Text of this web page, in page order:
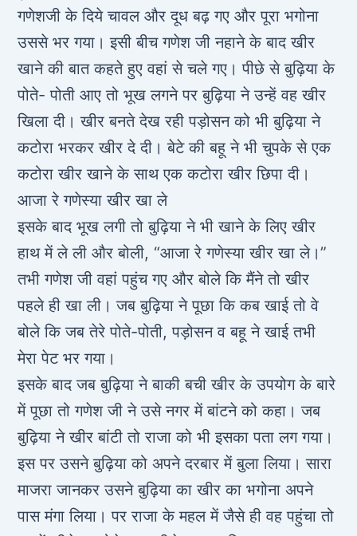
गणेशजी के दिये चावल और दूध बढ़ गए और पूरा भगोना
उससे भर गया। इसी बीच गणेश जी नहाने के बाद खीर
खाने की बात कहते हुए वहां से चले गए। पीछे से बुढ़िया के
पोते- पोती आए तो भूख लगने पर बुढ़िया ने उन्हें वह खीर
खिला दी। खीर बनते देख रही पड़ोसन को भी बुढ़िया ने
कटोरा भरकर खीर दे दी। बेटे की बहू ने भी चुपके से एक
कटोरा खीर खाने के साथ एक कटोरा खीर छिपा दी।
आजा रे गणेस्या खीर खा ले
इसके बाद भूख लगी तो बुढ़िया ने भी खाने के लिए खीर
हाथ में ले ली और बोली, “आजा रे गणेस्या खीर खा ले।”
तभी गणेश जी वहां पहुंच गए और बोले कि मैंने तो खीर
पहले ही खा ली। जब बुढ़िया ने पूछा कि कब खाई तो वे
बोले कि जब तेरे पोते-पोती, पड़ोसन व बहू ने खाई तभी
मेरा पेट भर गया।
इसके बाद जब बुढ़िया ने बाकी बची खीर के उपयोग के बारे
में पूछा तो गणेश जी ने उसे नगर में बांटने को कहा। जब
बुढ़िया ने खीर बांटी तो राजा को भी इसका पता लग गया।
इस पर उसने बुढ़िया को अपने दरबार में बुला लिया। सारा
माजरा जानकर उसने बुढ़िया का खीर का भगोना अपने
पास मंगा लिया। पर राजा के महल में जैसे ही वह पहुंचा तो